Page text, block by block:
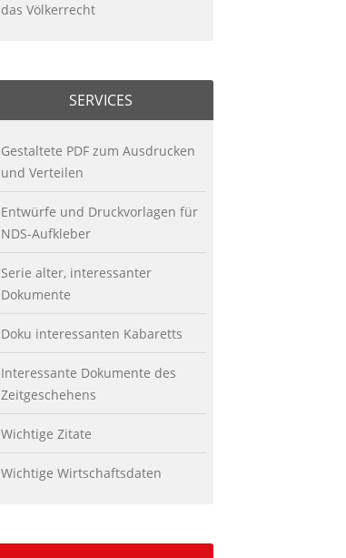
das Völkerrecht
SERVICES
Gestaltete PDF zum Ausdrucken
und Verteilen
Entwürfe und Druckvorlagen für
NDS-Aufkleber
Serie alter, interessanter
Dokumente
Doku interessanten Kabaretts
Interessante Dokumente des
Zeitgeschehens
Wichtige Zitate
Wichtige Wirtschaftsdaten